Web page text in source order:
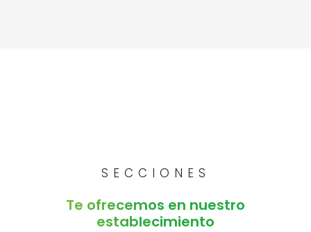
SECCIONES
Te ofrecemos en nuestro
establecimiento